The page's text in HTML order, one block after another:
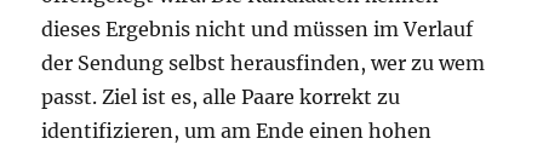
dieses Ergebnis nicht und müssen im Verlauf
der Sendung selbst herausfinden, wer zu wem
passt. Ziel ist es, alle Paare korrekt zu
identifizieren, um am Ende einen hohen